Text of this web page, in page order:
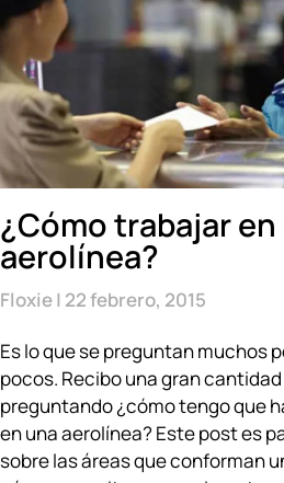
¿Cómo trabajar en
aerolínea?
Floxie 22 febrero, 2015
Es lo que se preguntan muchos
pocos. Recibo una gran
preguntando ¿cómo tengo que
en una aerolínea? Este post es
sobre las áreas que conforman